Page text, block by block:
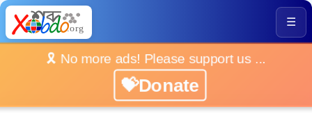
☰
🎗️ No more ads! Please support us ...
💝Donate